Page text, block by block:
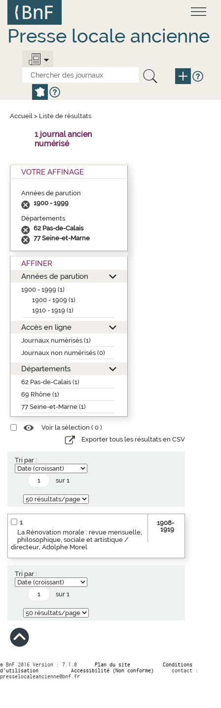
contenu
principal
Presse locale ancienne
Accueil > Liste de résultats
1 journal ancien
numérisé
VOTRE AFFINAGE
Années de parution
1900 - 1999
Départements
62 Pas-de-Calais
77 Seine-et-Marne
AFFINER
Années de parution
1900 - 1999 (1)
1900 - 1909 (1)
1910 - 1919 (1)
Accès en ligne
Journaux numérisés (1)
Journaux non numérisés (0)
Départements
62 Pas-de-Calais (1)
69 Rhône (1)
77 Seine-et-Marne (1)
Voir la sélection ( 0 )
Exporter tous les résultats en CSV
Tri par :
sur 1
1
La Rénovation morale : revue mensuelle,
philosophique, sociale et artistique /
directeur, Adolphe Morel
1908-
1919
Tri par :
sur 1
© BnF 2016 Version : 7.1.0 Plan du site
Conditions
d’utilisation
Accessibilité (Non conforme)
contact :
presselocaleancienne@bnf.fr
Panneau de gestion des cookies